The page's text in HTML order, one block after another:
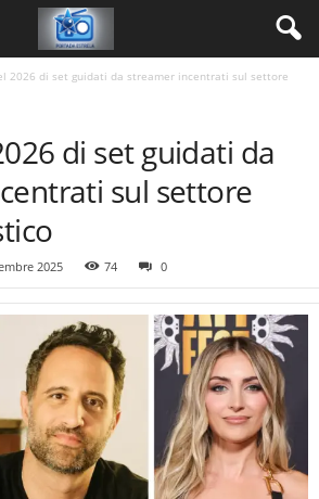
2026 di set guidati da streamer incentrati sul settore
di set guidati da
sul settore
2025 74 0